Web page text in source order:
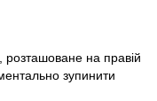
на правій
зупинити